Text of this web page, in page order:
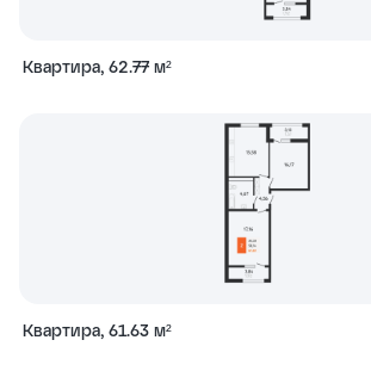
Квартира, 62.77 м²
Квартира, 61.63 м²